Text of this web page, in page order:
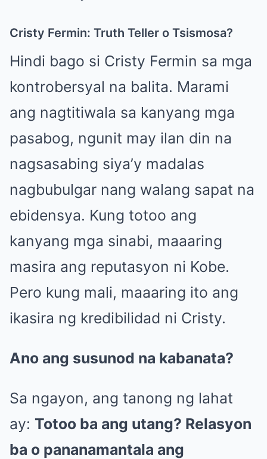
Cristy Fermin: Truth Teller o Tsismosa?
Hindi bago si Cristy Fermin sa mga
kontrobersyal na balita. Marami
ang nagtitiwala sa kanyang mga
pasabog, ngunit may ilan din na
nagsasabing siya’y madalas
nagbubulgar nang walang sapat na
ebidensya. Kung totoo ang
kanyang mga sinabi, maaaring
masira ang reputasyon ni Kobe.
Pero kung mali, maaaring ito ang
ikasira ng kredibilidad ni Cristy.
Ano ang susunod na kabanata?
Sa ngayon, ang tanong ng lahat
ay: Totoo ba ang utang? Relasyon
ba o pananamantala ang